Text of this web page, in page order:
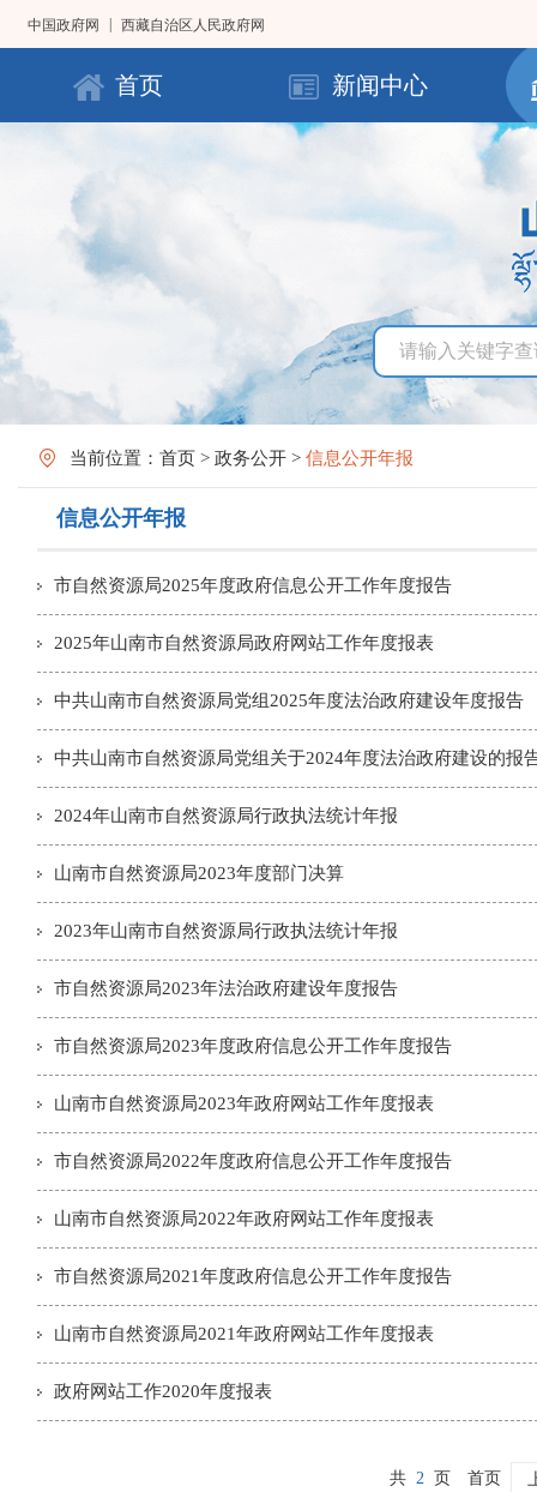
中国政府网 西藏自治区人民政府网
首页 新闻中心
当前位置： 首页 > 政务公开 > 信息公开年报
信息公开年报
市自然资源局2025年度政府信息公开工作年度报告
2025年山南市自然资源局政府网站工作年度报表
中共山南市自然资源局党组2025年度法治政府建设年度报告
中共山南市自然资源局党组关于2024年度法治政府建设的报
2024年山南市自然资源局行政执法统计年报
山南市自然资源局2023年度部门决算
2023年山南市自然资源局行政执法统计年报
市自然资源局2023年法治政府建设年度报告
市自然资源局2023年度政府信息公开工作年度报告
山南市自然资源局2023年政府网站工作年度报表
市自然资源局2022年度政府信息公开工作年度报告
山南市自然资源局2022年政府网站工作年度报表
市自然资源局2021年度政府信息公开工作年度报告
山南市自然资源局2021年政府网站工作年度报表
政府网站工作2020年度报表
共 2 页 首页